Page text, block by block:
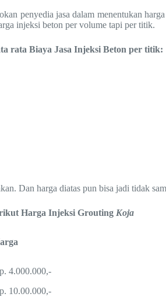
penyedia jasa dalam menentukan
injeksi beton per volume tapi per titik.
rata Biaya Jasa Injeksi Beton per titik:
Dan harga diatas pun bisa jadi tidak
Harga Injeksi Grouting Koja
4.000.000,-
10.00.000,-